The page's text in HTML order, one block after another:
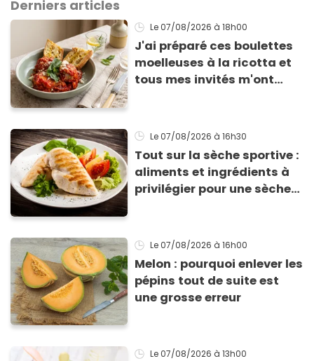
Derniers articles
Le 07/08/2026 à 18h00
J'ai préparé ces boulettes
moelleuses à la ricotta et
tous mes invités m'ont
Le 07/08/2026 à 16h30
Tout sur la sèche sportive :
aliments et ingrédients à
privilégier pour une sèche
Le 07/08/2026 à 16h00
Melon : pourquoi enlever les
pépins tout de suite est
une grosse erreur
Le 07/08/2026 à 13h00